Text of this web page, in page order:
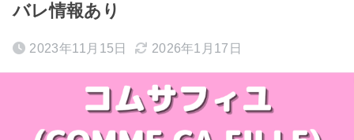
バレ情報あり
2023年11月15日 2026年1月17日